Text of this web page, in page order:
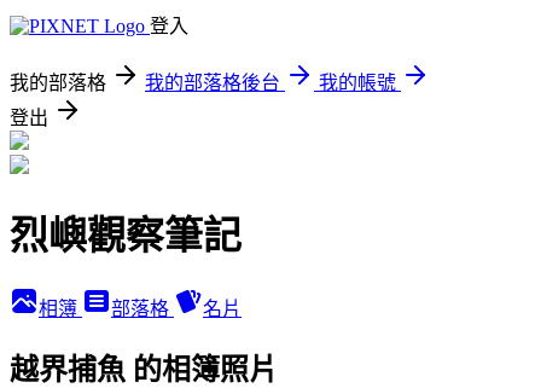
登入
我的部落格 我的部落格後台
我的帳號
登出
烈嶼觀察筆記
相簿 部落格 名片
越界捕魚 的相簿照片